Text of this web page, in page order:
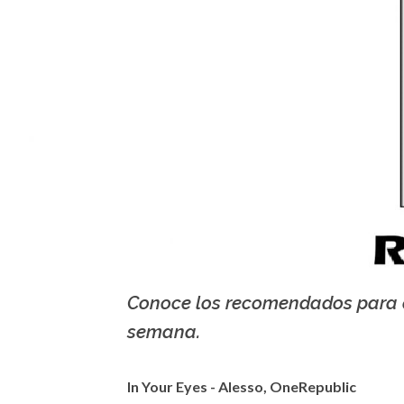
Conoce los recomendados para
semana.
In Your Eyes - Alesso, OneRepublic